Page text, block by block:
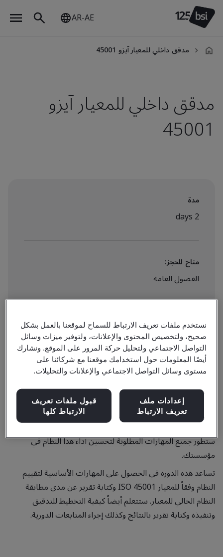
AR-AE
ar-
مدقق داخلي للمعيار آيزو 45001
مدقق داخلي للمعيار آيزو
45001
مدة
2 days
متاح للحجز:
الفصول العامة
يهدف نظام إدارة الصحة والسلامة المهنية إلى تحسين مستوى
الصحة والسلامة في العمل ومعالجة المخاطر المتعلقة بها. تعد
عملية التدقيق الداخلي عامل أساسي للحفاظ على كفاءة وفعالية
نظام إدارة الصحة والسلامة، ومن خلال حضور هذه الدورة التدريبية
ستطور جميع المهارات المطلوبة لتحسين أداء هذا النظام في
مؤسستك.
تساعد هذه الدورة في الحصول على المهارات الأساسية لتقييم
النظام وفقاً للمعيار ISO 45001 وكتابة تقرير عن مدى مطابقة
النظام الحالي للمعيار. ستتعلم أيضاً كيفية التخطيط للتدقيق
وتنفيذه وكتابة تقرير بالنتائج وكذلك إجراء المتابعات الدورية.
نستخدم ملفات تعريف الارتباط للسماح لموقعنا بالعمل بشكل
صحيح، ولتخصيص المحتوى والإعلانات، ولتوفير ميزات وسائل
التواصل الاجتماعي ولتحليل حركة المرور على الموقع. ونشارك
أيضًا المعلومات حول استخدامك موقعنا مع شركائنا على
مستوى وسائل التواصل الاجتماعي والإعلانات والتحليلات.
إعدادات ملف
تعريف الارتباط
قبول ملفات تعريف
الارتباط كلها